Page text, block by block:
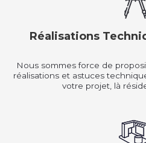
Réalisations
Nous sommes force de
réalisations et astuces
votre projet, là